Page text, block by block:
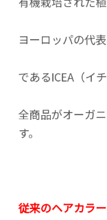
ヨーロッパの代
であるICEA（イ
全商品がオーガ
す。
従来のヘアカラ